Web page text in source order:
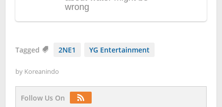
Tagged 2NE1 YG Entertainment
by Koreanindo
Follow Us On